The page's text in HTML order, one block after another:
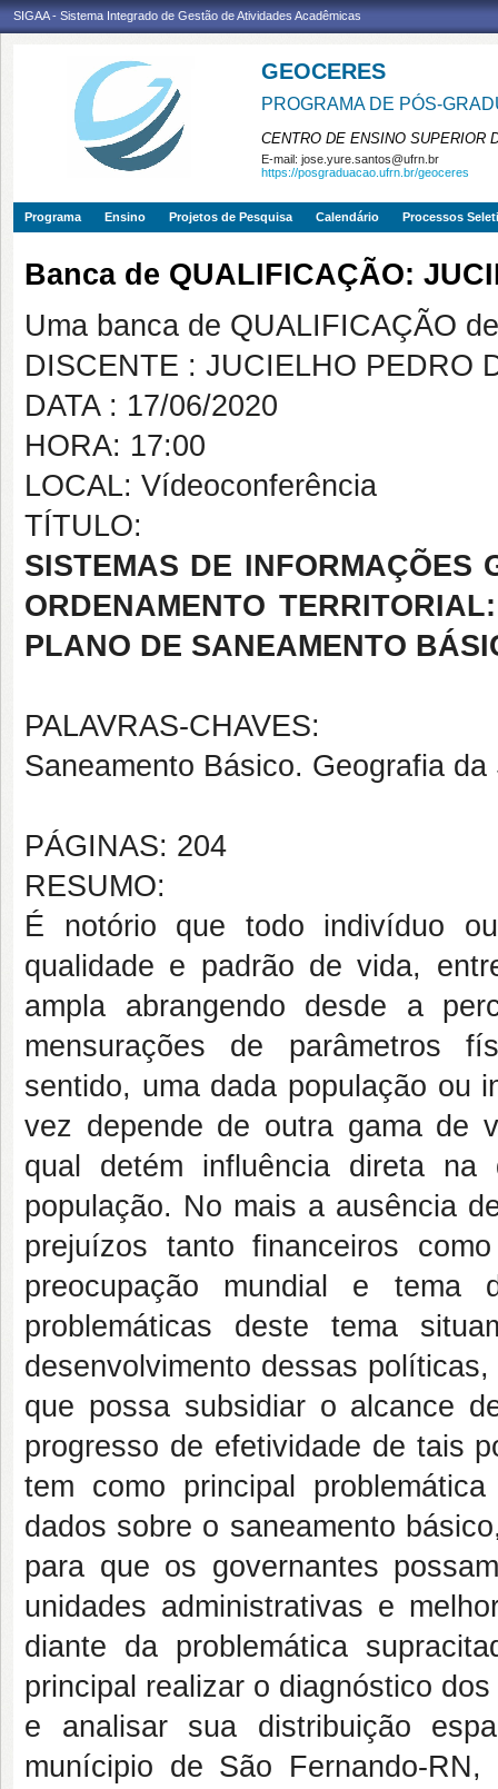
SIGAA - Sistema Integrado de Gestão de Atividades Acadêmicas
GEOCERES
PROGRAMA DE PÓS-
CENTRO DE ENSINO SUPERIOR
E-mail: jose.yure.santos@ufrn.br
https://posgraduacao.ufrn.br/geoceres
Programa Ensino Projetos de Pesquisa Calendário Processos
Banca de QUALIFICAÇÃO:
Uma banca de QUALIFICAÇÃO
DISCENTE : JUCIELHO PEDRO
DATA : 17/06/2020
HORA: 17:00
LOCAL: Vídeoconferência
TÍTULO:
SISTEMAS DE INFORMAÇÕES
ORDENAMENTO
PLANO DE SANEAMENTO
PALAVRAS-CHAVES:
Saneamento Básico. Geografia
PÁGINAS: 204
RESUMO:
É notório que todo indivíduo
qualidade e padrão de vida,
ampla abrangendo desde a
mensurações de parâmetros
sentido, uma dada população ou
vez depende de outra gama de
qual detém influência direta
população. No mais a ausência
prejuízos tanto financeiros
preocupação mundial e tema
problemáticas deste tema
desenvolvimento dessas
que possa subsidiar o alcance
progresso de efetividade de tais
tem como principal
dados sobre o saneamento
para que os governantes
unidades administrativas e
diante da problemática
principal realizar o diagnóstico
e analisar sua distribuição
munícipio de São Fernando-